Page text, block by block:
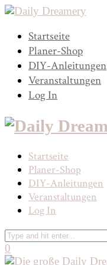
Startseite
Planer-Shop
DIY-Anleitungen
Veranstaltungen
Log In
Startseite
Planer-Shop
DIY-Anleitungen
Veranstaltungen
Log In
0